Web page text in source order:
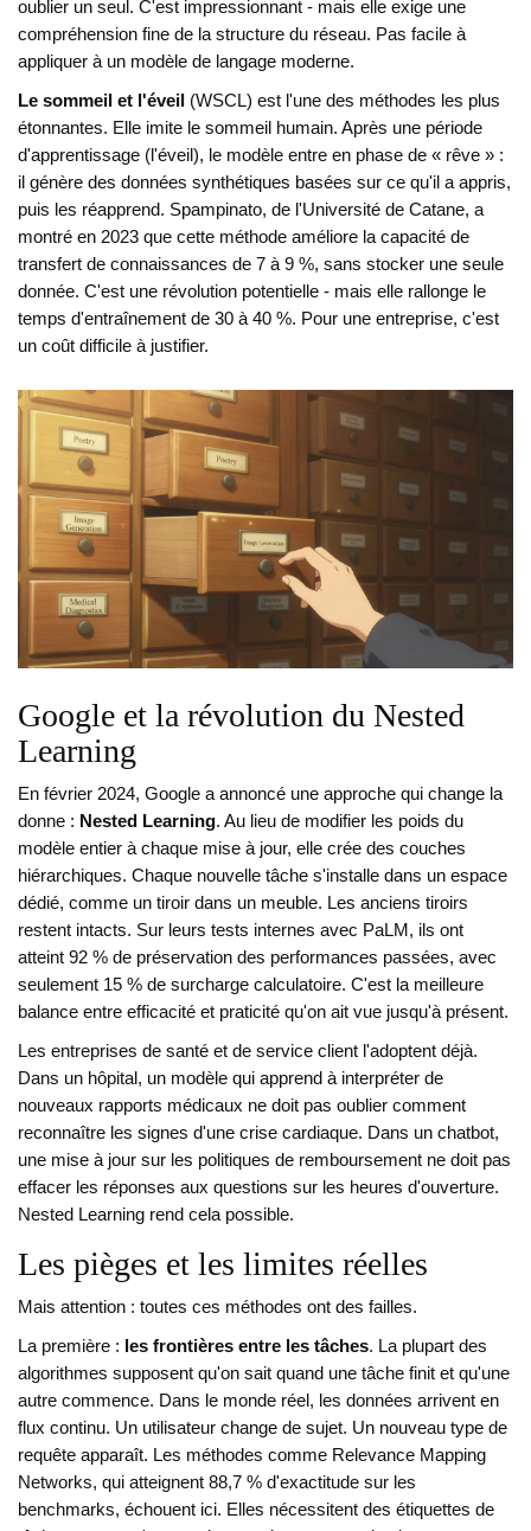
oublier un seul. C'est impressionnant - mais elle exige une
compréhension fine de la structure du réseau. Pas facile à
appliquer à un modèle de langage moderne.
Le sommeil et l'éveil (WSCL) est l'une des méthodes les plus
étonnantes. Elle imite le sommeil humain. Après une période
d'apprentissage (l'éveil), le modèle entre en phase de « rêve » :
il génère des données synthétiques basées sur ce qu'il a appris,
puis les réapprend. Spampinato, de l'Université de Catane, a
montré en 2023 que cette méthode améliore la capacité de
transfert de connaissances de 7 à 9 %, sans stocker une seule
donnée. C'est une révolution potentielle - mais elle rallonge le
temps d'entraînement de 30 à 40 %. Pour une entreprise, c'est
un coût difficile à justifier.
Google et la révolution du Nested
Learning
En février 2024, Google a annoncé une approche qui change la
donne : Nested Learning. Au lieu de modifier les poids du
modèle entier à chaque mise à jour, elle crée des couches
hiérarchiques. Chaque nouvelle tâche s'installe dans un espace
dédié, comme un tiroir dans un meuble. Les anciens tiroirs
restent intacts. Sur leurs tests internes avec PaLM, ils ont
atteint 92 % de préservation des performances passées, avec
seulement 15 % de surcharge calculatoire. C'est la meilleure
balance entre efficacité et praticité qu'on ait vue jusqu'à présent.
Les entreprises de santé et de service client l'adoptent déjà.
Dans un hôpital, un modèle qui apprend à interpréter de
nouveaux rapports médicaux ne doit pas oublier comment
reconnaître les signes d'une crise cardiaque. Dans un chatbot,
une mise à jour sur les politiques de remboursement ne doit pas
effacer les réponses aux questions sur les heures d'ouverture.
Nested Learning rend cela possible.
Les pièges et les limites réelles
Mais attention : toutes ces méthodes ont des failles.
La première : les frontières entre les tâches. La plupart des
algorithmes supposent qu'on sait quand une tâche finit et qu'une
autre commence. Dans le monde réel, les données arrivent en
flux continu. Un utilisateur change de sujet. Un nouveau type de
requête apparaît. Les méthodes comme Relevance Mapping
Networks, qui atteignent 88,7 % d'exactitude sur les
benchmarks, échouent ici. Elles nécessitent des étiquettes de